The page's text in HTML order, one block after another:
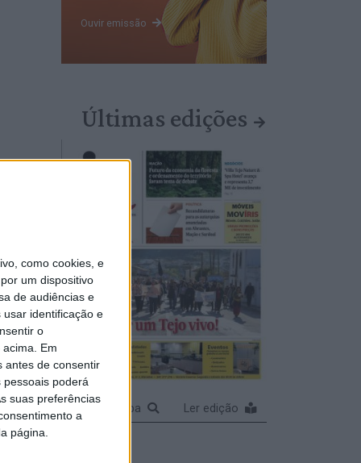
como cookies, e
um dispositivo
de audiências e
identificação e
o
Em
antes de consentir
poderá
suas preferências
a
página.
Ouvir emissão
Últimas edições
Ampliar capa Ler edição